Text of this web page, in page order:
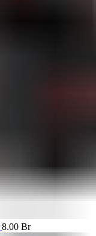
8.00 Br